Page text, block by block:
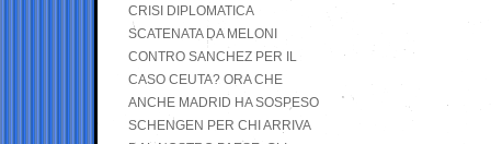
CRISI DIPLOMATICA
SCATENATA DA MELONI
CONTRO SANCHEZ PER IL
CASO CEUTA? ORA CHE
ANCHE MADRID HA SOSPESO
SCHENGEN PER CHI ARRIVA